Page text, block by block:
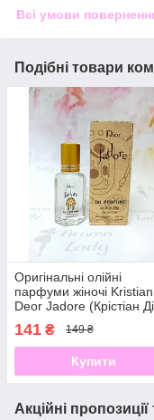
Всі умови
Подібні товари
Оригінальні олійні
парфуми жіночі Kristian
Deor Jadore (Крістіан
141 ₴ 149 ₴
Купити
Акційні